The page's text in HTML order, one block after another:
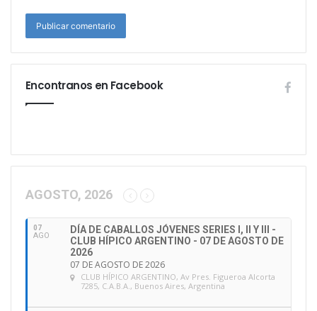
Encontranos en Facebook
AGOSTO, 2026
07
AGO
DÍA DE CABALLOS JÓVENES SERIES I, II Y III -
CLUB HÍPICO ARGENTINO - 07 DE AGOSTO DE
2026
07 DE AGOSTO DE 2026
CLUB HÍPICO ARGENTINO, Av Pres. Figueroa Alcorta
7285, C.A.B.A., Buenos Aires, Argentina